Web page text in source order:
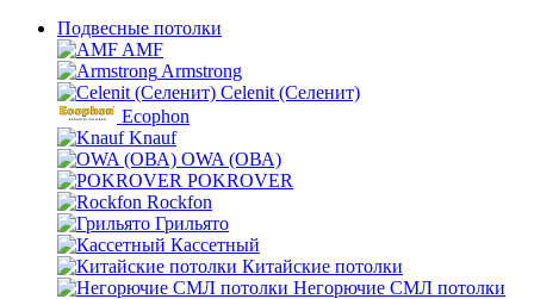
Подвесные потолки
AMF
Armstrong
Celenit (Селенит)
Ecophon
Knauf
OWA (ОВА)
POKROVER
Rockfon
Грильято
Кассетный
Китайские потолки
Негорючие СМЛ потолки